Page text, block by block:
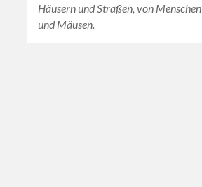
Häusern und Straßen, von Menschen
und Mäusen.